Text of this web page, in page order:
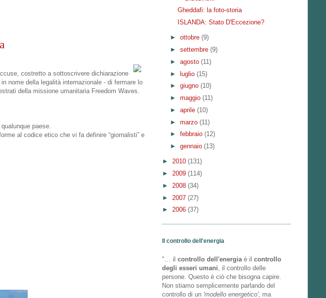
costretto a sottoscrivere dichiarazione
nome della legalità internazionale - di fermare lo
della missione umanitaria Freedom Waves.
paese.
al codice etico che vi fa definire “giornalisti” e
Gheddafi: la foto-storia
ISLANDA: Stato D'Eccezione?
► ottobre (9)
► settembre (9)
► agosto (11)
► luglio (15)
► giugno (10)
► maggio (11)
► aprile (10)
► marzo (11)
► febbraio (12)
► gennaio (13)
► 2010 (131)
► 2009 (114)
► 2008 (34)
► 2007 (27)
► 2006 (37)
Il controllo dell'energia
"… il controllo dell'energia è il controllo
degli esseri umani , il controllo delle
persone. Questo è ciò che bisogna capire.
Non stiamo semplicemente parlando del
controllo di un 'modello energetico', ma